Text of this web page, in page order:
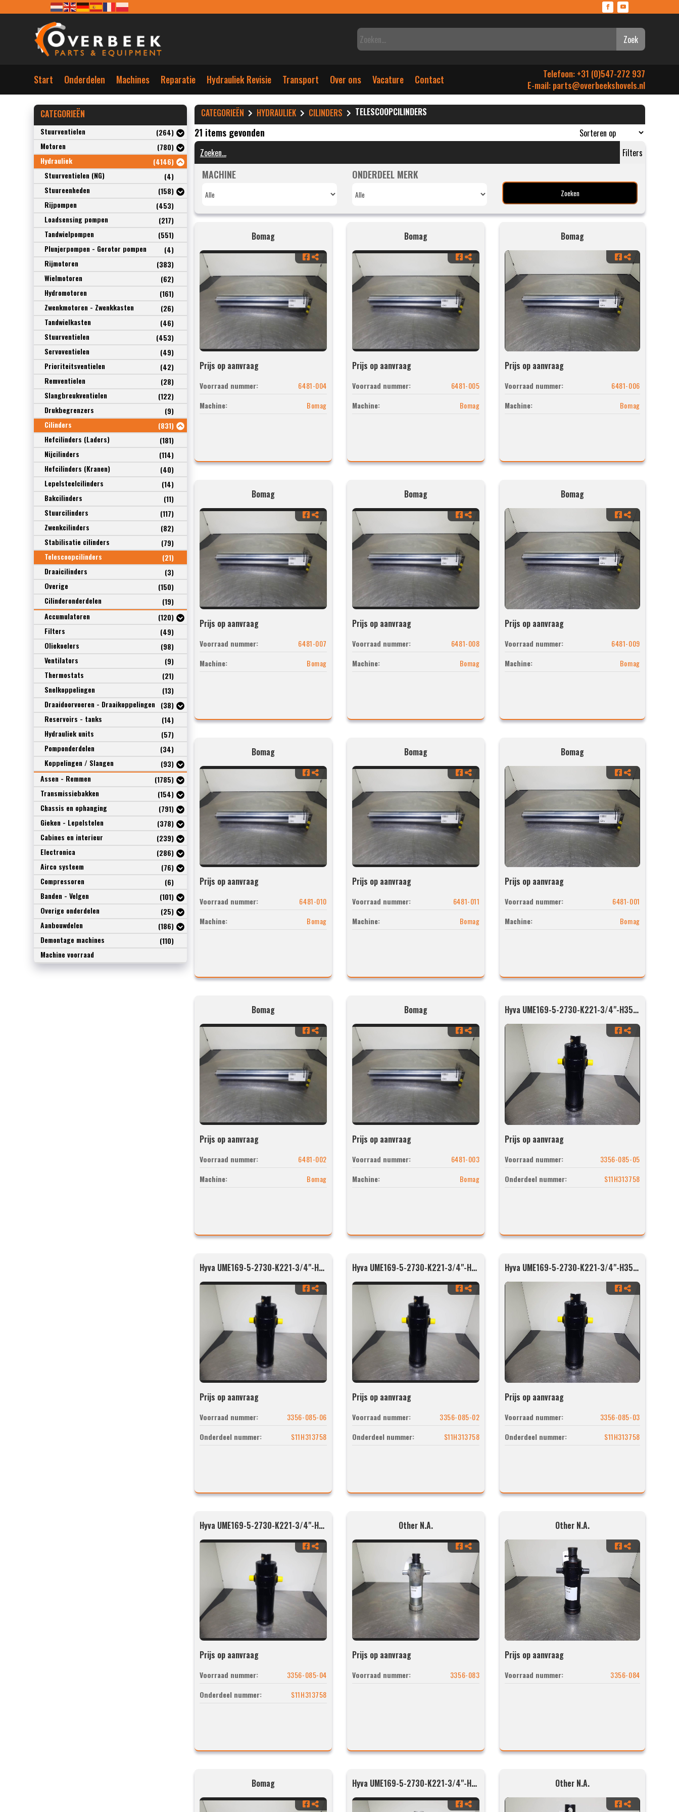
Zoek
Start Onderdelen Machines Reparatie Hydrauliek Revisie Transport Over ons Vacature Contact
Telefoon: +31 (0)547-272 937
E-mail: parts@overbeekshovels.nl
CATEGORIEËN
Stuurventielen
(264)
Motoren
(780)
Hydrauliek
(4146)
Stuurventielen (NG)
(4)
Stuureenheden
(158)
Rijpompen
(453)
Loadsensing pompen
(217)
Tandwielpompen
(551)
Plunjerpompen - Gerotor pompen
(4)
Rijmotoren
(383)
Wielmotoren
(62)
Hydromotoren
(161)
Zwenkmotoren - Zwenkkasten
(26)
Tandwielkasten
(46)
Stuurventielen
(453)
Servoventielen
(49)
Prioriteitsventielen
(42)
Remventielen
(28)
Slangbreukventielen
(122)
Drukbegrenzers
(9)
Cilinders
(831)
Hefcilinders (Laders)
(181)
Nijcilinders
(114)
Hefcilinders (Kranen)
(40)
Lepelsteelcilinders
(14)
Bakcilinders
(11)
Stuurcilinders
(117)
Zwenkcilinders
(82)
Stabilisatie cilinders
(79)
Telescoopcilinders
(21)
Draaicilinders
(3)
Overige
(150)
Cilinderonderdelen
(19)
Accumulatoren
(120)
Filters
(49)
Oliekoelers
(98)
Ventilators
(9)
Thermostats
(21)
Snelkoppelingen
(13)
Draaidoorvoeren - Draaikoppelingen
(38)
Reservoirs - tanks
(14)
Hydrauliek units
(57)
Pomponderdelen
(34)
Koppelingen / Slangen
(93)
Assen - Remmen
(1785)
Transmissiebakken
(154)
Chassis en ophanging
(791)
Gieken - Lepelstelen
(378)
Cabines en interieur
(239)
Electronica
(286)
Airco systeem
(76)
Compressoren
(6)
Banden - Velgen
(101)
Overige onderdelen
(25)
Aanbouwdelen
(186)
Demontage machines
(110)
Machine voorraad
CATEGORIEËN HYDRAULIEK CILINDERS TELESCOOPCILINDERS
21 items gevonden
Filters
MACHINE ONDERDEEL MERK
Bomag
Prijs op aanvraag
Voorraad nummer:
6481-004
Machine:
Bomag
Bomag
Prijs op aanvraag
Voorraad nummer:
6481-005
Machine:
Bomag
Bomag
Prijs op aanvraag
Voorraad nummer:
6481-006
Machine:
Bomag
Bomag
Prijs op aanvraag
Voorraad nummer:
6481-007
Machine:
Bomag
Bomag
Prijs op aanvraag
Voorraad nummer:
6481-008
Machine:
Bomag
Bomag
Prijs op aanvraag
Voorraad nummer:
6481-009
Machine:
Bomag
Bomag
Prijs op aanvraag
Voorraad nummer:
6481-010
Machine:
Bomag
Bomag
Prijs op aanvraag
Voorraad nummer:
6481-011
Machine:
Bomag
Bomag
Prijs op aanvraag
Voorraad nummer:
6481-001
Machine:
Bomag
Bomag
Prijs op aanvraag
Voorraad nummer:
6481-002
Machine:
Bomag
Bomag
Prijs op aanvraag
Voorraad nummer:
6481-003
Machine:
Bomag
Hyva UME169-5-2730-K221-3/4"-H35-HC
Prijs op aanvraag
Voorraad nummer:
3356-085-05
Onderdeel nummer:
S11H313758
Hyva UME169-5-2730-K221-3/4"-H35-HC
Prijs op aanvraag
Voorraad nummer:
3356-085-06
Onderdeel nummer:
S11H313758
Hyva UME169-5-2730-K221-3/4"-H35-HC
Prijs op aanvraag
Voorraad nummer:
3356-085-02
Onderdeel nummer:
S11H313758
Hyva UME169-5-2730-K221-3/4"-H35-HC
Prijs op aanvraag
Voorraad nummer:
3356-085-03
Onderdeel nummer:
S11H313758
Hyva UME169-5-2730-K221-3/4"-H35-HC
Prijs op aanvraag
Voorraad nummer:
3356-085-04
Onderdeel nummer:
S11H313758
Other N.A.
Prijs op aanvraag
Voorraad nummer: 3356-083
Other N.A.
Prijs op aanvraag
Voorraad nummer: 3356-084
Bomag Hyva UME169-5-2730-K221-3/4"-H35-HC Other N.A.